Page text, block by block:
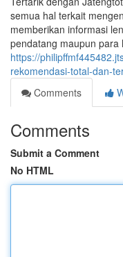
semua hal terkait
memberikan informasi
pendatang maupun
https://
rekomendasi-total-dan-
Comments
Comments
Submit a Comment
No HTML